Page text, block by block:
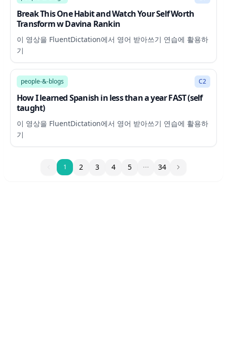
Break This One Habit and Watch Your Self Worth
Transform w Davina Rankin
이 영상을 FluentDictation에서 영어 받아쓰기 연습에 활용하
기
16:25
people-&-blogs C2
How I learned Spanish in less than a year FAST (self
taught)
이 영상을 FluentDictation에서 영어 받아쓰기 연습에 활용하
기
11 2 3 4 5 34